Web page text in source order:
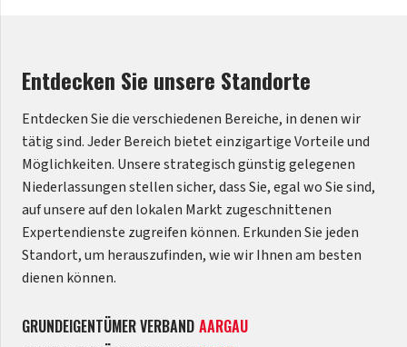
Entdecken Sie unsere Standorte
Entdecken Sie die verschiedenen Bereiche, in denen wir
tätig sind. Jeder Bereich bietet einzigartige Vorteile und
Möglichkeiten. Unsere strategisch günstig gelegenen
Niederlassungen stellen sicher, dass Sie, egal wo Sie sind,
auf unsere auf den lokalen Markt zugeschnittenen
Expertendienste zugreifen können. Erkunden Sie jeden
Standort, um herauszufinden, wie wir Ihnen am besten
dienen können.
GRUNDEIGENTÜMER VERBAND AARGAU